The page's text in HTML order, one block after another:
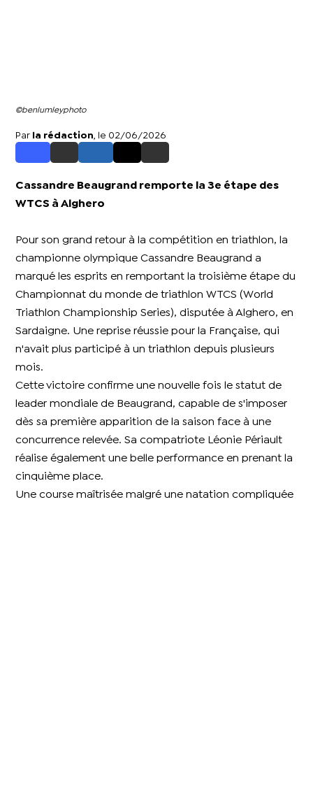
©benlumleyphoto
Par la rédaction , le 02/06/2026
Cassandre Beaugrand remporte la 3e étape des
WTCS à Alghero
Pour son grand retour à la compétition en triathlon, la
championne olympique Cassandre Beaugrand a
marqué les esprits en remportant la troisième étape du
Championnat du monde de triathlon WTCS (World
Triathlon Championship Series), disputée à Alghero, en
Sardaigne. Une reprise réussie pour la Française, qui
n'avait plus participé à un triathlon depuis plusieurs
mois.
Cette victoire confirme une nouvelle fois le statut de
leader mondiale de Beaugrand, capable de s'imposer
dès sa première apparition de la saison face à une
concurrence relevée. Sa compatriote Léonie Périault
réalise également une belle performance en prenant la
cinquième place.
Une course maîtrisée malgré une natation compliquée